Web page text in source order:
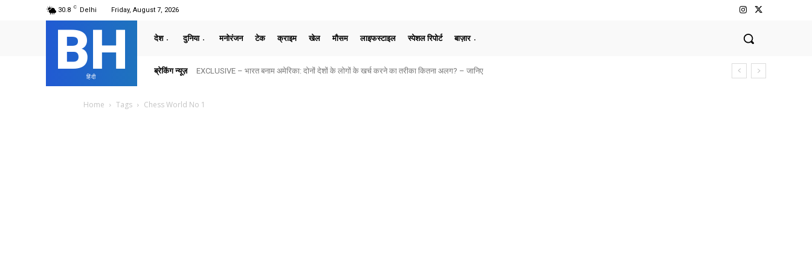
30.8 C Delhi Friday, August 7, 2026
BH
हिंदी
देश दुनिया मनोरंजन टेक क्राइम खेल मौसम लाइफस्टाइल स्पेशल रिपोर्ट बाज़ार
ब्रेकिंग न्यूज़ EXCLUSIVE – भारत बनाम अमेरिका: दोनों देशों के लोगों के खर्च करने का तरीका कितना अलग? – जानिए
Home Tags Chess World No 1